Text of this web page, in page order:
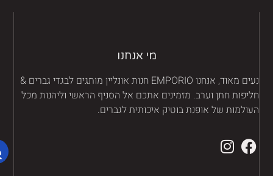
מי אנחנו
נעים מאוד, אנחנו EMPORIO חנות אונליין מותגים לבגדי גברים &
חתן וערב. מזמינים אתכם אל הסניף הראשי וליהנות מכל
של אופנת בוטיק איכותית לגברים.